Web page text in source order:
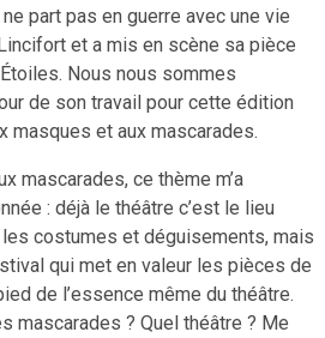
part pas en guerre avec une vie
et a mis en scène sa pièce
Nous nous sommes
de son travail pour cette édition
masques et aux mascarades.
mascarades, ce thème m’a
: déjà le théâtre c’est le lieu
costumes et déguisements, mais
qui met en valeur les pièces de
de l’essence même du théâtre.
mascarades ? Quel théâtre ? Me